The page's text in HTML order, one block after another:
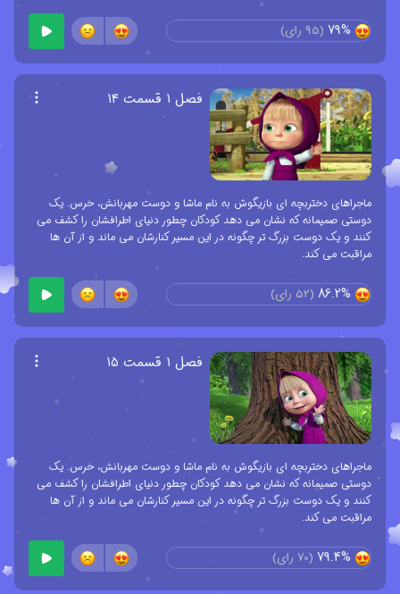
79%
(
95 رای)
فصل ۱ قسمت ۱۴
ماجراهای دختربچه ای بازیگوش به نام ماشا و دوست مهربانش، خرس. یک
دوستی صمیمانه که نشان می دهد کودکان چطور دنیای اطرافشان را کشف می
کنند و یک دوست بزرگ تر چگونه در این مسیر کنارشان می ماند و از آن ها
مراقبت می کند.
86.2%
(
52 رای)
فصل ۱ قسمت ۱۵
ماجراهای دختربچه ای بازیگوش به نام ماشا و دوست مهربانش، خرس. یک
دوستی صمیمانه که نشان می دهد کودکان چطور دنیای اطرافشان را کشف می
کنند و یک دوست بزرگ تر چگونه در این مسیر کنارشان می ماند و از آن ها
مراقبت می کند.
79.4%
(
70 رای)